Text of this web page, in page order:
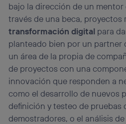
bajo la dirección de un mentor
través de una beca, proyectos
transformación digital para
planteado bien por un partner
un área de la propia de
de proyectos con una
innovación que responden a
como el desarrollo de nuevos
definición y testeo de pruebas
demostradores, o el análisis